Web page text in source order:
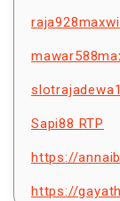
Sapi88 RTP
https://
https://